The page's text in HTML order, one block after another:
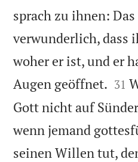
sprach zu ihnen:
verwunderlich, dass
woher er ist, und er
Augen geöffnet. 

31
Gott nicht auf
wenn jemand
seinen Willen tut,